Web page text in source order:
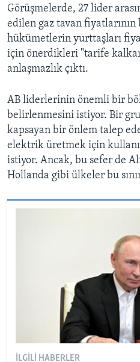
Görüşmelerde, 27 lider
edilen gaz tavan
hükümetlerin yurttaşları
için önerdikleri "tarife
anlaşmazlık çıktı.
AB liderlerinin önemli bir
belirlenmesini istiyor. Bir
kapsayan bir önlem talep
elektrik üretmek için
istiyor. Ancak, bu sefer de
Hollanda gibi ülkeler bu
İLGILI HABERLER